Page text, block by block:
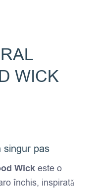
WICK
singur pas
Wick este o
închis, inspirată